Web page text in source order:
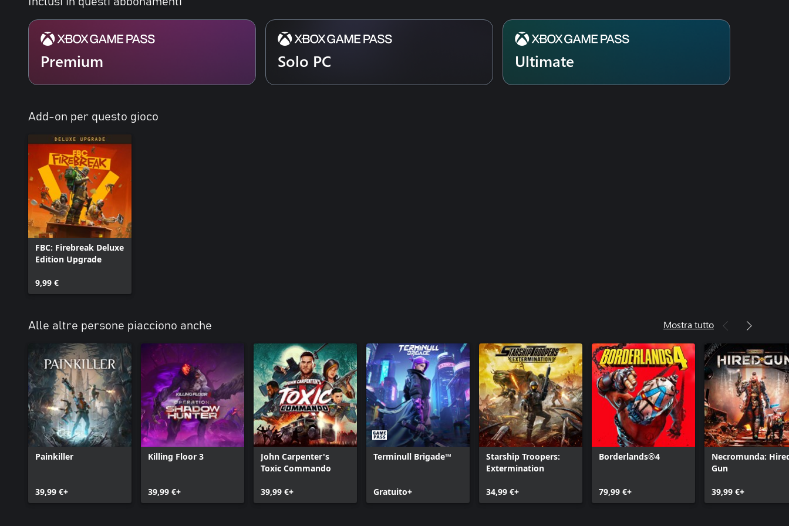
Premium Solo PC Ultimate
Add-on per questo gioco
FBC: Firebreak Deluxe
Edition Upgrade
9,99 €
Alle altre persone piacciono anche Mostra tutto
Painkiller
39,99 €+
Killing Floor 3
39,99 €+
John Carpenter's
Toxic Commando
39,99 €+
Terminull Brigade™
Gratuito+
Starship Troopers:
Extermination
34,99 €+
Borderlands®4
79,99 €+
Necromunda:
Gun
39,99 €+